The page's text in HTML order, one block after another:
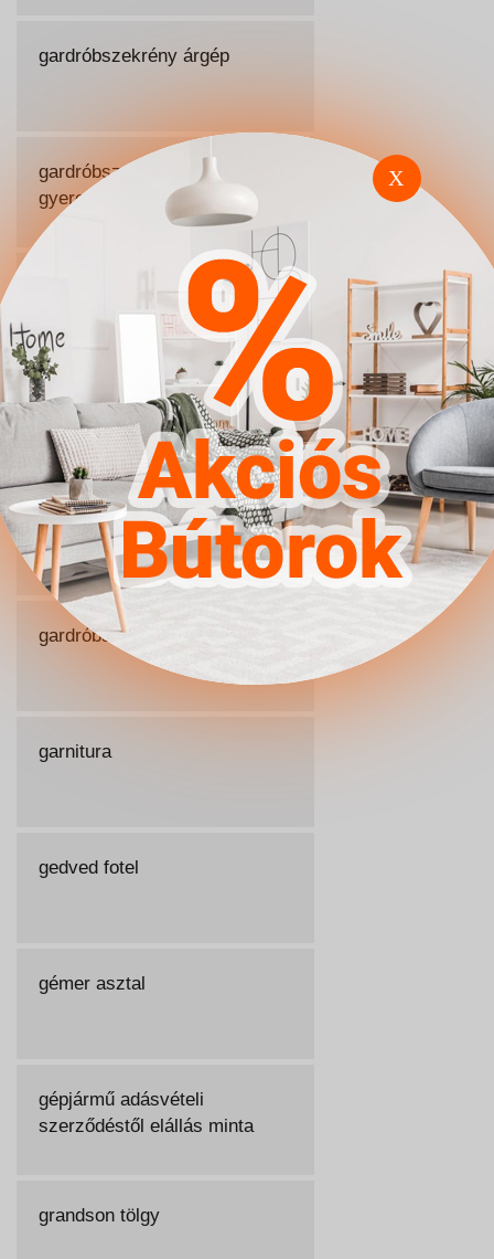
gardróbszekrény árgép
gardróbszekrény
gyerekszobába
gardróbszekrény komóddal
gardróbszekrény polcos
gardróbszekrény sarok
gardróbszekrény tükrös
garnitura
gedved fotel
gémer asztal
gépjármű adásvételi
szerződéstől elállás minta
grandson tölgy
X